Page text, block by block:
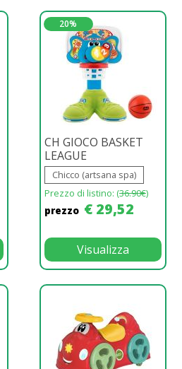
20%
CH GIOCO BASKET
LEAGUE
Chicco (artsana spa)
Prezzo di listino: (36.90€)
prezzo € 29,52
Visualizza